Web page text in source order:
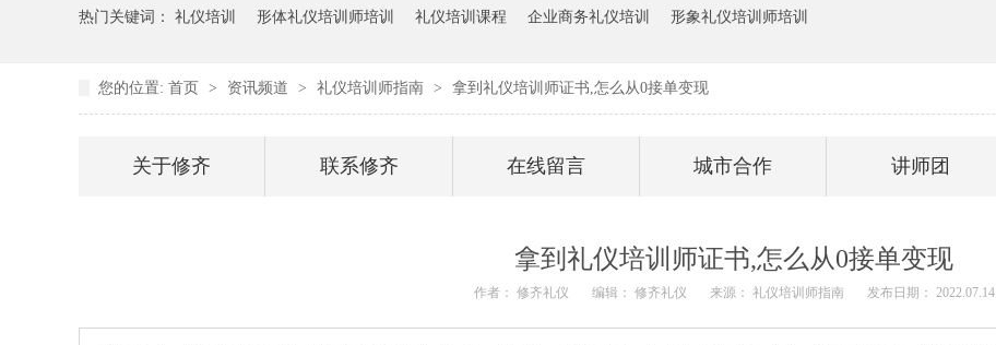
热门关键词： 礼仪培训 形体礼仪培训师培训 礼仪培训课程 企业商务礼仪培训 形象礼仪培训师培训
您的位置: 首页 > 资讯频道 > 礼仪培训师指南 > 拿到礼仪培训师证书,怎么从0接单变现
关于修齐 联系修齐 在线留言 城市合作 讲师团
拿到礼仪培训师证书,怎么从0接单变现
作者： 修齐礼仪 编辑： 修齐礼仪 来源： 礼仪培训师指南 发布日期： 2022.07.14